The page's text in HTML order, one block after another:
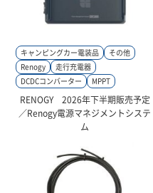
キャンピングカー電装品
その他
Renogy
走行充電器
DCDCコンバーター
MPPT
RENOGY 2026年下半期販売予定
／Renogy電源マネジメントシステ
ム